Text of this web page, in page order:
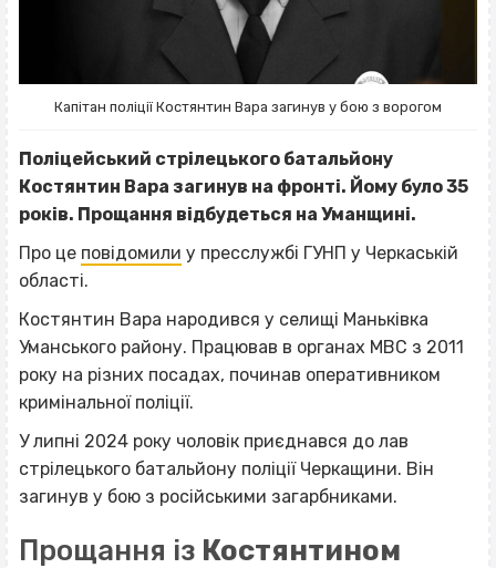
Капітан поліції Костянтин Вара загинув у бою з ворогом
Поліцейський стрілецького батальйону
Костянтин Вара загинув на фронті. Йому було 35
років. Прощання відбудеться на Уманщині.
Про це повідомили у пресслужбі ГУНП у Черкаській
області.
Костянтин Вара народився у селищі Маньківка
Уманського району. Працював в органах МВС з 2011
року на різних посадах, починав оперативником
кримінальної поліції.
У липні 2024 року чоловік приєднався до лав
стрілецького батальйону поліції Черкащини. Він
загинув у бою з російськими загарбниками.
Прощання із Костянтином